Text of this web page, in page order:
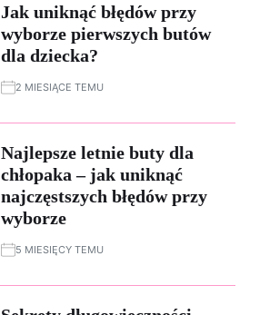
Jak uniknąć błędów przy
wyborze pierwszych butów
dla dziecka?
2 MIESIĄCE TEMU
Najlepsze letnie buty dla
chłopaka – jak uniknąć
najczęstszych błędów przy
wyborze
5 MIESIĘCY TEMU